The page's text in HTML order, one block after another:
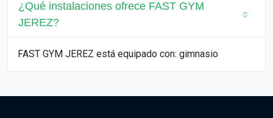
¿Qué instalaciones ofrece FAST GYM
JEREZ?
FAST GYM JEREZ está equipado con: gimnasio